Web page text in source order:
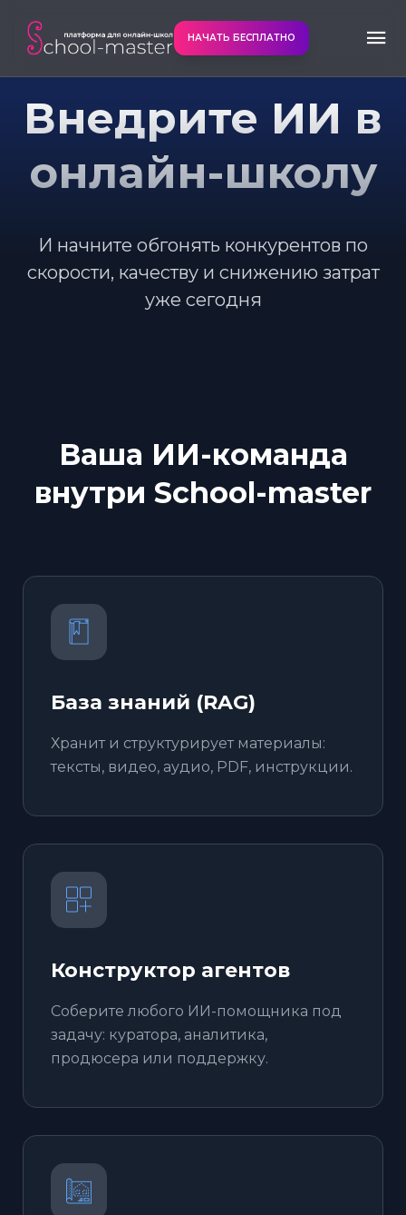
НАЧАТЬ БЕСПЛАТНО
Внедрите ИИ в
онлайн-школу
И начните обгонять конкурентов по
скорости, качеству и снижению затрат
уже сегодня
Ваша ИИ-команда
внутри School-master
База знаний (RAG)
Хранит и структурирует материалы:
тексты, видео, аудио, PDF, инструкции.
Конструктор агентов
Соберите любого ИИ-помощника под
задачу: куратора, аналитика,
продюсера или поддержку.